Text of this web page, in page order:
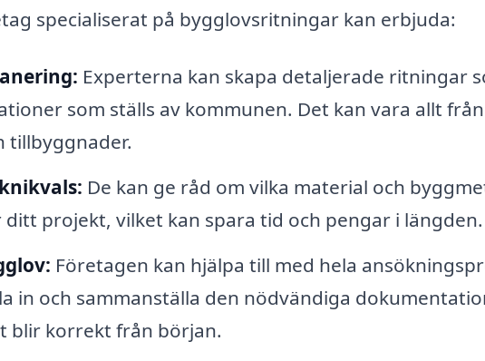
specialiserat på bygglovsritningar kan erbjuda:
Experterna kan skapa detaljerade ritningar
som ställs av kommunen. Det kan vara allt
tillbyggnader.
De kan ge råd om vilka material och
projekt, vilket kan spara tid och pengar i längden.
Företagen kan hjälpa till med hela
in och sammanställa den nödvändiga
blir korrekt från början.